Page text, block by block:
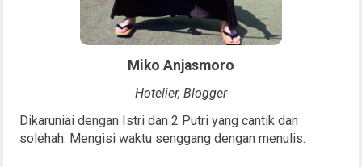
Miko Anjasmoro
Hotelier, Blogger
Dikaruniai dengan Istri dan 2 Putri yang cantik dan
solehah. Mengisi waktu senggang dengan menulis.